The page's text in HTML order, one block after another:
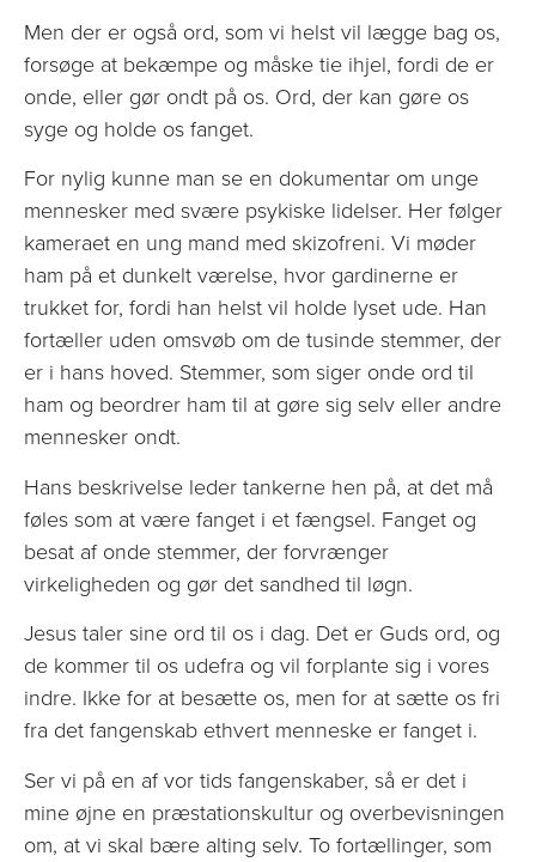
Men der er også ord, som vi helst vil lægge bag os,
forsøge at bekæmpe og måske tie ihjel, fordi de er
onde, eller gør ondt på os. Ord, der kan gøre os
syge og holde os fanget.
For nylig kunne man se en dokumentar om unge
mennesker med svære psykiske lidelser. Her følger
kameraet en ung mand med skizofreni. Vi møder
ham på et dunkelt værelse, hvor gardinerne er
trukket for, fordi han helst vil holde lyset ude. Han
fortæller uden omsvøb om de tusinde stemmer, der
er i hans hoved. Stemmer, som siger onde ord til
ham og beordrer ham til at gøre sig selv eller andre
mennesker ondt.
Hans beskrivelse leder tankerne hen på, at det må
føles som at være fanget i et fængsel. Fanget og
besat af onde stemmer, der forvrænger
virkeligheden og gør det sandhed til løgn.
Jesus taler sine ord til os i dag. Det er Guds ord, og
de kommer til os udefra og vil forplante sig i vores
indre. Ikke for at besætte os, men for at sætte os fri
fra det fangenskab ethvert menneske er fanget i.
Ser vi på en af vor tids fangenskaber, så er det i
mine øjne en præstationskultur og overbevisningen
om, at vi skal bære alting selv. To fortællinger, som